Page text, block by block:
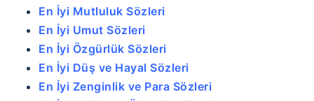
En İyi Mutluluk Sözleri
En İyi Umut Sözleri
En İyi Özgürlük Sözleri
En İyi Düş ve Hayal Sözleri
En İyi Zenginlik ve Para Sözleri